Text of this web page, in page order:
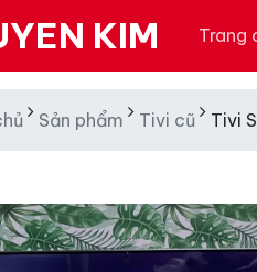
KIM Trang
Sản phẩm Tivi cũ Tivi